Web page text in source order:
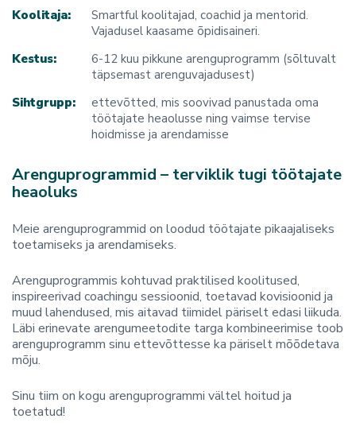
Koolitaja:
Smartful koolitajad, coachid ja mentorid.
Vajadusel kaasame õpidisaineri.
Kestus:
6-12 kuu pikkune arenguprogramm (sõltuvalt
täpsemast arenguvajadusest)
Sihtgrupp:
ettevõtted, mis soovivad panustada oma
töötajate heaolusse ning vaimse tervise
hoidmisse ja arendamisse
Arenguprogrammid – terviklik tugi töötajate
heaoluks
Meie arenguprogrammid on loodud töötajate pikaajaliseks
toetamiseks ja arendamiseks.
Arenguprogrammis kohtuvad praktilised koolitused,
inspireerivad coachingu sessioonid, toetavad kovisioonid ja
muud lahendused, mis aitavad tiimidel päriselt edasi liikuda.
Läbi erinevate arengumeetodite targa kombineerimise toob
arenguprogramm sinu ettevõttesse ka päriselt mõõdetava
mõju.
Sinu tiim on kogu arenguprogrammi vältel hoitud ja
toetatud!